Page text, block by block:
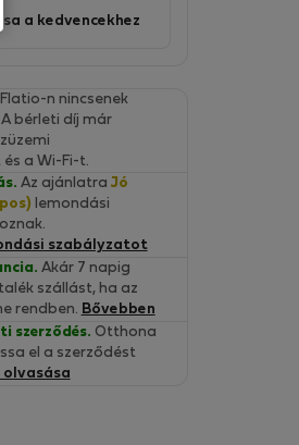
a kedvencekhez
n nincsenek
bérleti díj már
a Wi-Fi-t.
Az ajánlatra Jó
lemondási
szabályzatot
Akár 7 napig
szállást, ha az
rendben. Bővebben
szerződés. Otthona
el a szerződést
olvasása